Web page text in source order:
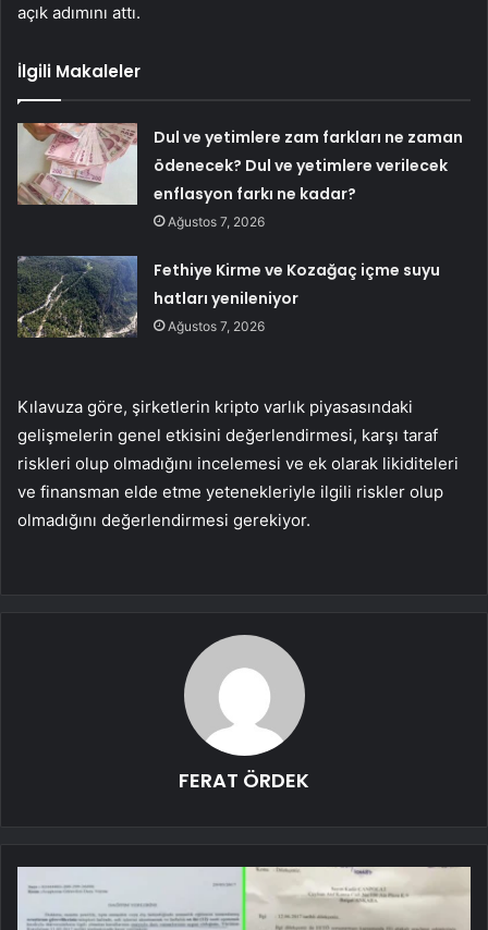
açık adımını attı.
İlgili Makaleler
Dul ve yetimlere zam farkları ne zaman
ödenecek? Dul ve yetimlere verilecek
enflasyon farkı ne kadar?
Ağustos 7, 2026
Fethiye Kirme ve Kozağaç içme suyu
hatları yenileniyor
Ağustos 7, 2026
Kılavuza göre, şirketlerin kripto varlık piyasasındaki
gelişmelerin genel etkisini değerlendirmesi, karşı taraf
riskleri olup olmadığını incelemesi ve ek olarak likiditeleri
ve finansman elde etme yetenekleriyle ilgili riskler olup
olmadığını değerlendirmesi gerekiyor.
FERAT ÖRDEK